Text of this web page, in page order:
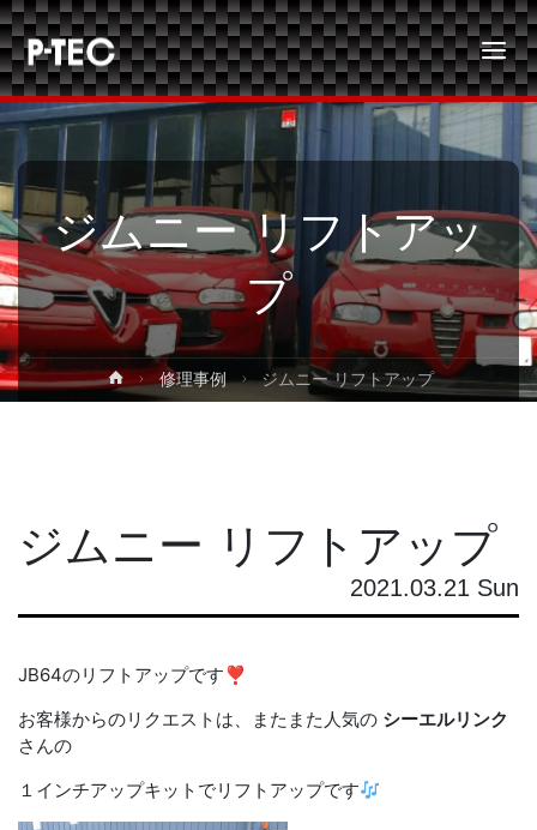
P-TEC
ジムニー リフトアッ
プ
ホ
ー
修理事例 ジムニー リフトアップ
ジムニー リフトアップ
2021.03.21 Sun
JB64のリフトアップです❣
お客様からのリクエストは、またまた人気の シーエルリンク
さんの
１インチアップキットでリフトアップです